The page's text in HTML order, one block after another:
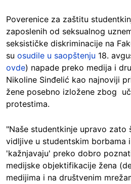
Poverenice za zaštitu
zaposlenih od seksualnog
seksističke diskriminacije na
su osudile u saopštenju 18.
ovde) napade preko medija i
Nikoline Sinđelić kao najnoviji
žene posebno izložene zbog
protestima.
"Naše studentkinje upravo zato
vidljive u studentskim borbama
'kažnjavaju' preko dobro
medijske objektifikacije žena
medijima i na društvenim